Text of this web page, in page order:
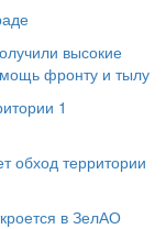
высокие
фронту и тылу
1
обход территории
в ЗелАО